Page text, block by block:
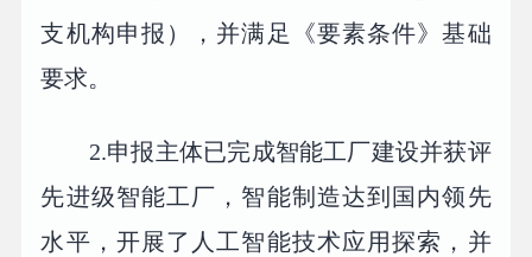
支机构申报），并满足《要素条件》基础
要求。
2.申报主体已完成智能工厂建设并获评
先进级智能工厂，智能制造达到国内领先
水平，开展了人工智能技术应用探索，并